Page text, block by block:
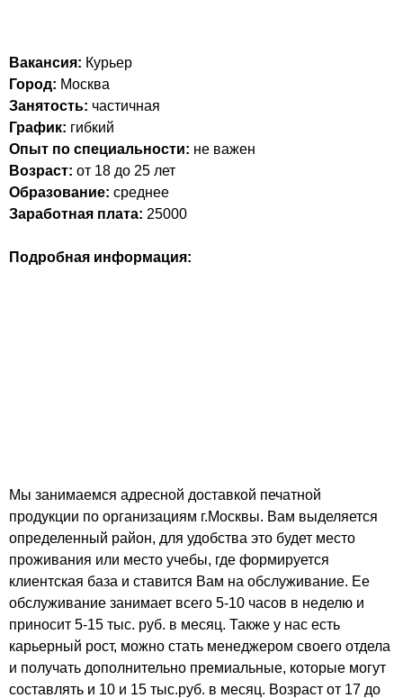
Вакансия: Курьер
Город: Москва
Занятость: частичная
График: гибкий
Опыт по специальности: не важен
Возраст: от 18 до 25 лет
Образование: среднее
Заработная плата: 25000
Подробная информация:
Мы занимаемся адресной доставкой печатной
продукции по организациям г.Москвы. Вам выделяется
определенный район, для удобства это будет место
проживания или место учебы, где формируется
клиентская база и ставится Вам на обслуживание. Ее
обслуживание занимает всего 5-10 часов в неделю и
приносит 5-15 тыс. руб. в месяц. Также у нас есть
карьерный рост, можно стать менеджером своего отдела
и получать дополнительно премиальные, которые могут
составлять и 10 и 15 тыс.руб. в месяц. Возраст от 17 до